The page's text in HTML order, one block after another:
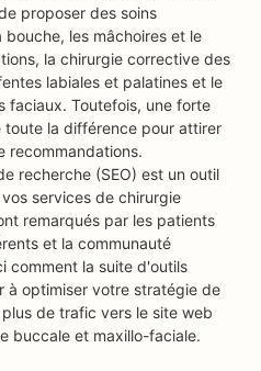
proposer des soins
les mâchoires et le
la chirurgie corrective des
labiales et palatines et le
faciaux. Toutefois, une forte
toute la différence pour attirer
recommandations.
recherche (SEO) est un outil
services de chirurgie
remarqués par les patients
et la communauté
comment la suite d'outils
à optimiser votre stratégie de
de trafic vers le site web
buccale et maxillo-faciale.